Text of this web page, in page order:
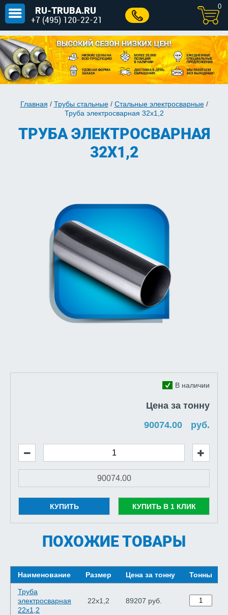
RU-TRUBA.RU
+7 (495) 120-22-21
0
Главная / Трубы стальные/ Стальные электросварные/
Труба электросварная 32х1,2
ТРУБА ЭЛЕКТРОСВАРНАЯ
32Х1,2
В наличии
Цена за тонну
руб.
КУПИТЬ КУПИТЬ В 1 КЛИК
ПОХОЖИЕ ТОВАРЫ
Наименование Размер Цена за тонну Тонны
Труба
электросварная
22х1,2
22х1,2 89207 руб.